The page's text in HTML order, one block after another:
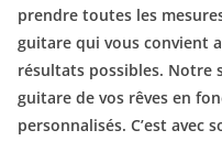
prendre toutes les
guitare qui vous convient
résultats possibles. Notre
guitare de vos rêves en
personnalisés. C’est avec